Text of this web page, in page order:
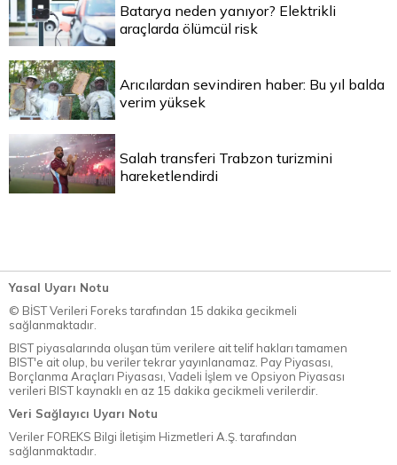
Batarya neden yanıyor? Elektrikli
araçlarda ölümcül risk
Arıcılardan sevindiren haber: Bu yıl balda
verim yüksek
Salah transferi Trabzon turizmini
hareketlendirdi
Yasal Uyarı Notu
© BİST Verileri Foreks tarafından 15 dakika gecikmeli
sağlanmaktadır.
BIST piyasalarında oluşan tüm verilere ait telif hakları tamamen
BIST'e ait olup, bu veriler tekrar yayınlanamaz. Pay Piyasası,
Borçlanma Araçları Piyasası, Vadeli İşlem ve Opsiyon Piyasası
verileri BIST kaynaklı en az 15 dakika gecikmeli verilerdir.
Veri Sağlayıcı Uyarı Notu
Veriler FOREKS Bilgi İletişim Hizmetleri A.Ş. tarafından
sağlanmaktadır.